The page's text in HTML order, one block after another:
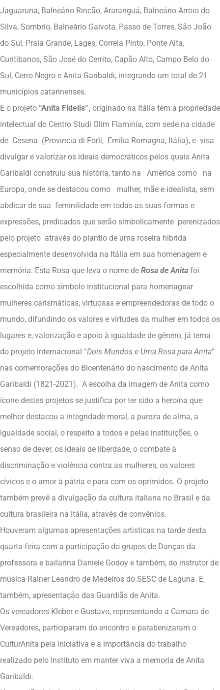
Jaguaruna, Balneário Rincão, Araranguá, Balneário Arroio do
Silva, Sombrio, Balneário Gaivota, Passo de Torres, São João
do Sul, Praia Grande, Lages, Correia Pinto, Ponte Alta,
Curitibanos, São José do Cerrito, Capão Alto, Campo Belo do
Sul, Cerro Negro e Anita Garibaldi, integrando um total de 21
municípios catarinenses.
E o projeto “Anita Fidelis”, originado na Itália tem a propriedade
intelectual do Centro Studi Olim Flaminia, com sede na cidade
de Cesena (Provincia di Forli, Emilia Romagna, Itália), e visa
divulgar e valorizar os ideais democráticos pelos quais Anita
Garibaldi construiu sua história, tanto na América como na
Europa, onde se destacou como mulher, mãe e idealista, sem
abdicar de sua feminilidade em todas as suas formas e
expressões, predicados que serão simbolicamente perenizados
pelo projeto através do plantio de uma roseira hibrida
especialmente desenvolvida na Itália em sua homenagem e
memória. Esta Rosa que leva o nome de Rosa de Anita foi
escolhida como símbolo institucional para homenagear
mulheres carismáticas, virtuosas e empreendedoras de todo o
mundo, difundindo os valores e virtudes da mulher em todos os
lugares e, valorização e apoio à igualdade de gênero, já tema
do projeto internacional “Dois Mundos e Uma Rosa para Anita”
nas comemorações do Bicentenário do nascimento de Anita
Garibaldi (1821-2021). A escolha da imagem de Anita como
ícone destes projetos se justifica por ter sido a heroína que
melhor destacou a integridade moral, a pureza de alma, a
igualdade social, o respeito a todos e pelas instituições, o
senso de dever, os ideais de liberdade, o combate à
discriminação e violência contra as mulheres, os valores
cívicos e o amor à pátria e para com os oprimidos. O projeto
também prevê a divulgação da cultura italiana no Brasil e da
cultura brasileira na Itália, através de convênios.
Houveram algumas apresentações artisticas na tarde desta
quarta-feira com a participação do grupos de Danças da
professora e bailarina Daniele Godoy e também, do instrutor de
música Rainer Leandro de Medeiros do SESC de Laguna. E,
também, apresentação das Guardiãs de Anita.
Os vereadores Kleber e Gustavo, representando a Camara de
Vereadores, participaram do encontro e parabenizaram o
CulturAnita pela iniciativa e a importância do trabalho
realizado pelo Instituto em manter viva a memoria de Anita
Garibaldi.